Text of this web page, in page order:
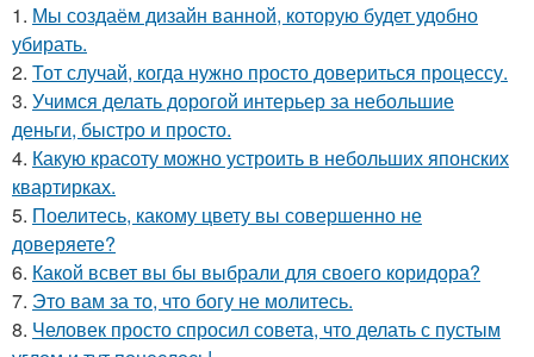
1. Мы создаём дизайн ванной, которую будет удобно
убирать.
2. Тот случай, когда нужно просто довериться процессу.
3. Учимся делать дорогой интерьер за небольшие
деньги, быстро и просто.
4. Какую красоту можно устроить в небольших японских
квартирках.
5. Поелитесь, какому цвету вы совершенно не
доверяете?
6. Какой всвет вы бы выбрали для своего коридора?
7. Это вам за то, что богу не молитесь.
8. Человек просто спросил совета, что делать с пустым